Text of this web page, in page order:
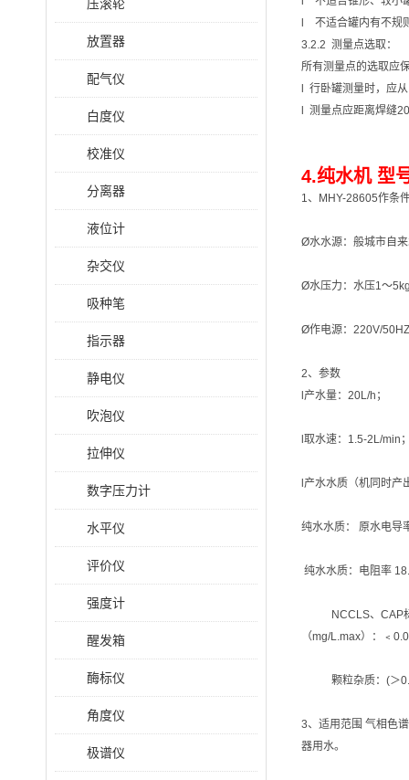
压滚轮
放置器
配气仪
白度仪
校准仪
分离器
液位计
杂交仪
吸种笔
指示器
静电仪
吹泡仪
拉伸仪
数字压力计
水平仪
评价仪
强度计
醒发箱
酶标仪
角度仪
极谱仪
l 不适合罐内有不规
3.2.2 测量点选取：
所有测量点的选取应
l 行卧罐测量时，应
l 测量点应距离焊缝
4.纯水机 型
1、MHY-28605作条
Ø水水源：般城市自
Ø水压力：水压1～
Ø作电源：220V/
2、参数
l产水量：20L/h；
l取水速：
l产水水质（机同时产
纯水水质： 原水电导
纯水水质：电阻率
NCCLS、CAP标准
（mg/L.max）：
颗粒杂质：(＞
3、适用范围 气相色
器用水。